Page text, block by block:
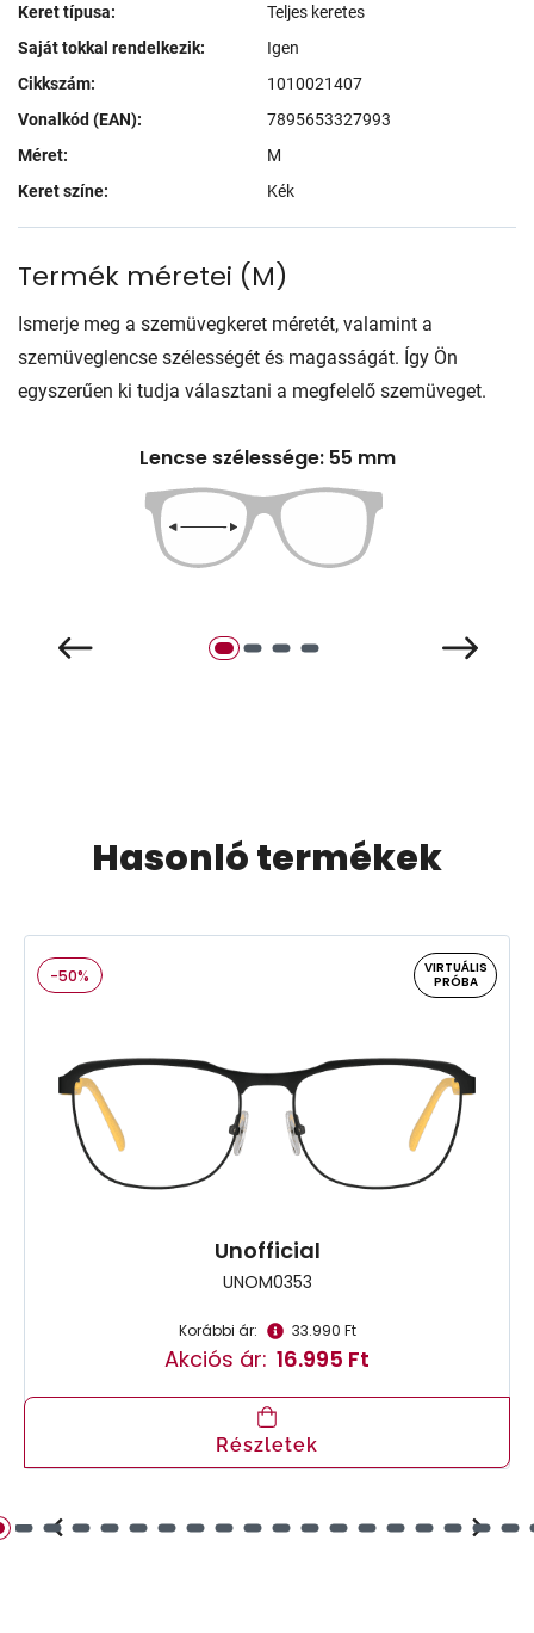
Keret típusa:
Teljes keretes
Saját tokkal rendelkezik:
Igen
Cikkszám:
1010021407
Vonalkód (EAN):
7895653327993
Méret:
M
Keret színe:
Kék
Termék méretei (M)
Ismerje meg a szemüvegkeret méretét, valamint a
szemüveglencse szélességét és magasságát. Így Ön
egyszerűen ki tudja választani a megfelelő szemüveget.
Lencse szélessége: 55 mm
Hasonló termékek
-50%
VIRTUÁLIS
PRÓBA
Unofficial
UNOM0353
Korábbi ár: 33.990 Ft
Akciós ár: 16.995 Ft
Részletek